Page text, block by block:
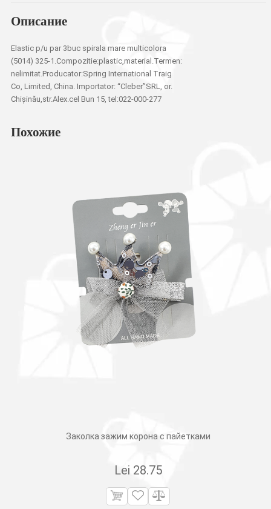
Описание
Elastic p/u par 3buc spirala mare multicolora
(5014) 325-1.Compozitie:plastic,material.Termen:
nelimitat.Producator:Spring International Traig
Co, Limited, China. Importator: “Cleber”SRL, or.
Chișinău,str.Alex.cel Bun 15, tel:022-000-277
Похожие
Заколка зажим корона с пайетками
Lei 28.75